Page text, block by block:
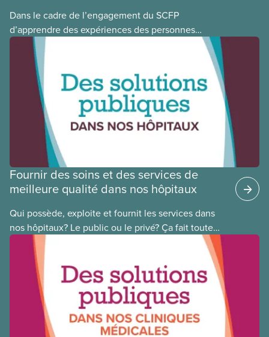
Dans le cadre de l’engagement du SCFP
d’apprendre des expériences des personnes
autochtones, noires et racisées, et de célébrer
leurs réussites, nous vous présentons des membres
du Comité national pour la justice raciale et du
Conseil national des Autochtones. L’article de ce
mois-ci présente Cora Mojica, membre du Comité
national pour la justice raciale.
Fournir des soins et des services de
meilleure qualité dans nos hôpitaux
Qui possède, exploite et fournit les services dans
nos hôpitaux? Le public ou le privé? Ça fait toute
une différence. Un hôpital public coûte moins cher,
en donne plus et est voué à l’intérêt public.